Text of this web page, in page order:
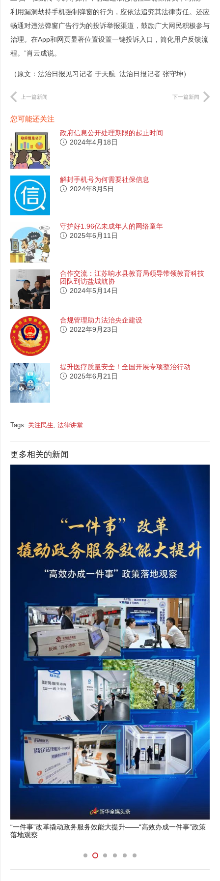
利用漏洞劫持手机强制弹窗的行为，应依法追究其法律责任。还应
畅通对违法弹窗广告行为的投诉举报渠道，鼓励广大网民积极参与
治理。在App和网页显著位置设置一键投诉入口，简化用户反馈流
程。”肖云成说。
（原文：法治日报见习记者 于天航 法治日报记者 张守坤）
上一篇新闻 下一篇新闻
您可能还关注
政府信息公开处理期限的起止时间
2024年4月18日
解封手机号为何需要社保信息
2024年8月5日
守护好1.96亿未成年人的网络童年
2025年6月11日
合作交流：江苏响水县教育局领导带领教育科技
团队到访盐城航协
2024年5月14日
合规管理助力法治央企建设
2022年9月23日
提升医疗质量安全！全国开展专项整治行动
2025年6月21日
Tags: 关注民生, 法律讲堂
更多相关的新闻
“一件事”改革撬动政务服务效能大提升——“高效办成一件事”政策
落地观察